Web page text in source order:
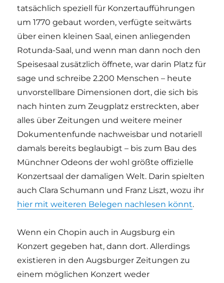
tatsächlich speziell für Konzertaufführungen
um 1770 gebaut worden, verfügte seitwärts
über einen kleinen Saal, einen anliegenden
Rotunda-Saal, und wenn man dann noch den
Speisesaal zusätzlich öffnete, war darin Platz für
sage und schreibe 2.200 Menschen – heute
unvorstellbare Dimensionen dort, die sich bis
nach hinten zum Zeugplatz erstreckten, aber
alles über Zeitungen und weitere meiner
Dokumentenfunde nachweisbar und notariell
damals bereits beglaubigt – bis zum Bau des
Münchner Odeons der wohl größte offizielle
Konzertsaal der damaligen Welt. Darin spielten
auch Clara Schumann und Franz Liszt, wozu ihr
hier mit weiteren Belegen nachlesen könnt.
Wenn ein Chopin auch in Augsburg ein
Konzert gegeben hat, dann dort. Allerdings
existieren in den Augsburger Zeitungen zu
einem möglichen Konzert weder